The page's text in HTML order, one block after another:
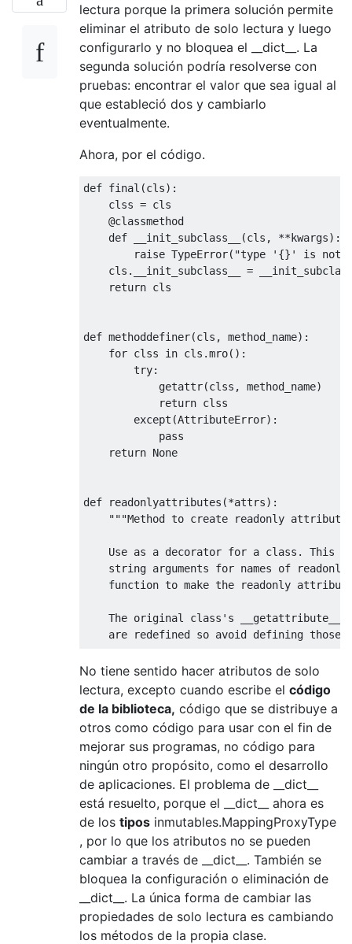
lectura porque la primera solución permite
eliminar el atributo de solo lectura y luego
configurarlo y no bloquea el __dict__. La
segunda solución podría resolverse con
pruebas: encontrar el valor que sea igual al
que estableció dos y cambiarlo
eventualmente.
Ahora, por el código.
def final (cls):
    clss
= cls
@classmethod
def __init_subclass__ (cls , **kwargs):
raise TypeError( "type '{}' is not
    cls
. __init_subclass__ =
return cls
def methoddefiner(cls , method_name):
for clss in cls .mro():
try:
            getattr
(clss , method_name)
return clss
except (AttributeError):
pass
return None
def readonlyattributes (*attrs):
"""Method to create readonly
Use as a decorator for a class. This
string arguments for names of
function to make the readonly
The original class's
are redefined so avoid defining those
You may create setters and deleters
if they are overwritten by the
    attributes.
Any method which sets or deletes a
the class loses access if overwritten
    or __init__ constructors.
This decorator doesn't support
    """
classrebuilder cls ):
def __getattribute__( self, name
if name == '__dict__':
from types import
return
return super(cls, self).
def __setattr__ (self,
No tiene sentido hacer atributos de solo
lectura, excepto cuando escribe el código
de la biblioteca, código que se distribuye a
otros como código para usar con el fin de
mejorar sus programas, no código para
ningún otro propósito, como el desarrollo
de aplicaciones. El problema de __dict__
está resuelto, porque el __dict__ ahora es
de los tipos inmutables.MappingProxyType
, por lo que los atributos no se pueden
cambiar a través de __dict__. También se
bloquea la configuración o eliminación de
__dict__. La única forma de cambiar las
propiedades de solo lectura es cambiando
los métodos de la propia clase.